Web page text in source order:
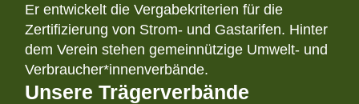
Er entwickelt die Vergabekriterien für die
Zertifizierung von Strom- und Gastarifen. Hinter
dem Verein stehen gemeinnützige Umwelt- und
Verbraucher*innenverbände.
Unsere Trägerverbände